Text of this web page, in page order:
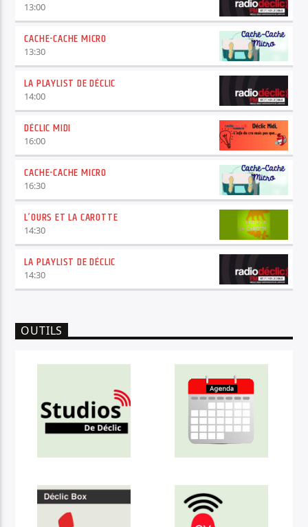
13:00
CACHE-CACHE MICRO
13:30
LA PLAYLIST DE DÉCLIC
14:00
DÉCLIC MIDI
16:00
CACHE-CACHE MICRO
16:30
L’OURS ET LA CAROTTE
14:30
LA PLAYLIST DE DÉCLIC
14:30
OUTILS